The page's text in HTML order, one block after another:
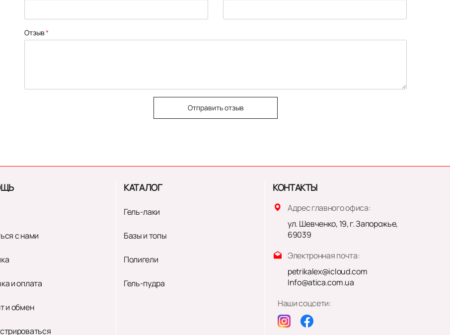
Отзыв
Отправить отзыв
с нами
и оплата
и обмен
КАТАЛОГ
Гель-лаки
Базы и топы
Полигели
Гель-пудра
КОНТАКТЫ
Адрес главного офиса:
ул. Шевченко, 19, г. Запорожье,
69039
Электронная почта:
petrikalex@icloud.com
Info@atica.com.ua
Наши соцсети: